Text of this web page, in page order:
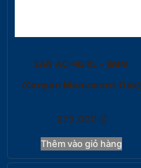
SAN AC 443 RL – 8MM
(Canyon Monument Oak)
275.000 ₫
Thêm vào giỏ hàng